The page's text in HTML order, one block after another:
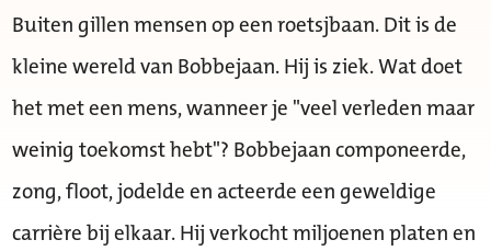
Buiten gillen mensen op een roetsjbaan. Dit is de
kleine wereld van Bobbejaan. Hij is ziek. Wat doet
het met een mens, wanneer je "veel verleden maar
weinig toekomst hebt"? Bobbejaan componeerde,
zong, floot, jodelde en acteerde een geweldige
carrière bij elkaar. Hij verkocht miljoenen platen en